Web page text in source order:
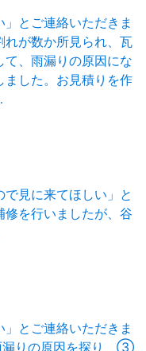
」とご連絡いただきま
れが数か所見られ、瓦
、雨漏りの原因にな
ました。お見積りを作
で見に来てほしい」と
修を行いましたが、谷
」とご連絡いただきま
りの原因を探り ③